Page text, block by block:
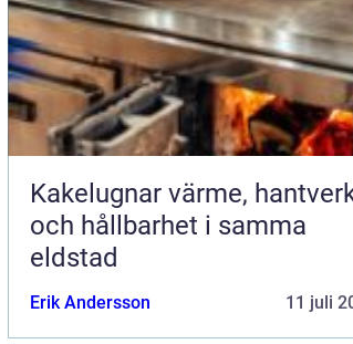
Kakelugnar värme, hantverk
och hållbarhet i samma
eldstad
Erik Andersson 11 juli